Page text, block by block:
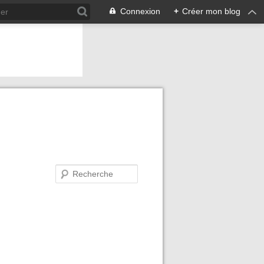
Connexion + Créer mon blog